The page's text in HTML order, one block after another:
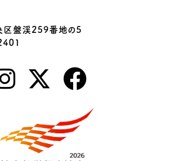
区盤渓259番地の5